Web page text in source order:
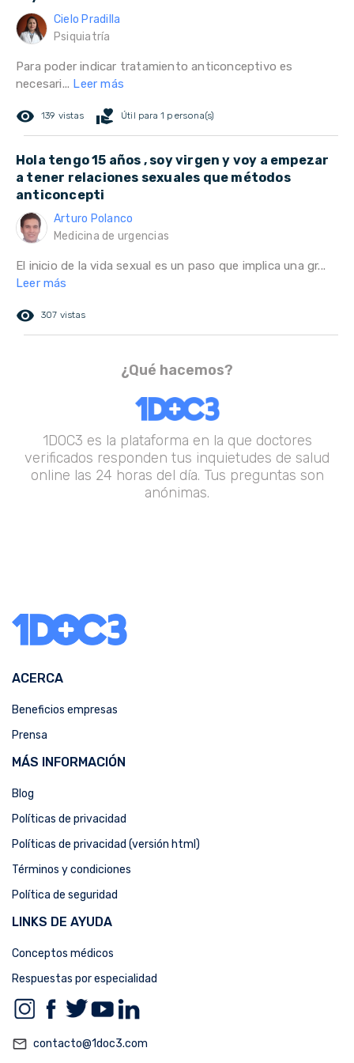
Cielo Pradilla
Psiquiatría
Para poder indicar tratamiento anticonceptivo es
necesari... Leer más
remove_red_eye 139 vistas volunteer_activism Útil para 1 persona(s)
Hola tengo 15 años , soy virgen y voy a empezar
a tener relaciones sexuales que métodos
anticoncepti
Arturo Polanco
Medicina de urgencias
El inicio de la vida sexual es un paso que implica una gr...
Leer más
remove_red_eye 307 vistas
¿Qué hacemos?
1DOC3 es la plataforma en la que doctores
verificados responden tus inquietudes de salud
online las 24 horas del día. Tus preguntas son
anónimas.
ACERCA
Beneficios empresas
Prensa
MÁS INFORMACIÓN
Blog
Políticas de privacidad
Políticas de privacidad (versión html)
Términos y condiciones
Política de seguridad
LINKS DE AYUDA
Conceptos médicos
Respuestas por especialidad
mail_outline contacto@1doc3.com